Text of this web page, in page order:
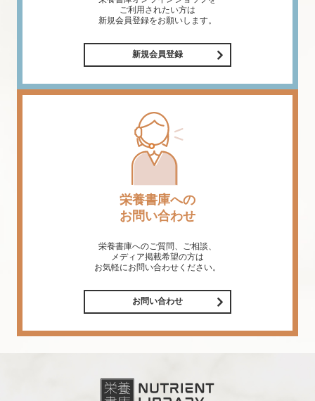
ご利用されたい方は
新規会員登録をお願いします。
新規会員登録
栄養書庫への
お問い合わせ
栄養書庫へのご質問、ご相談、
メディア掲載希望の方は
お気軽にお問い合わせください。
お問い合わせ